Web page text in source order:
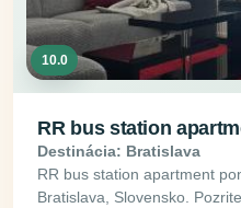
10.0
RR bus station
Destinácia: Bratislava
RR bus station apartment
Bratislava, Slovensko.